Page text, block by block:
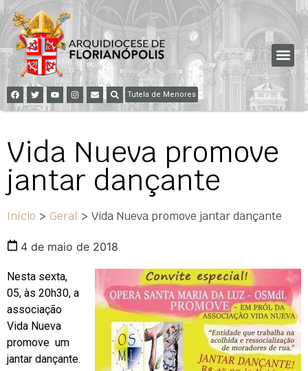
Tutela de Menores
Vida Nueva promove
jantar dançante
Início > Geral > Vida Nueva promove jantar dançante
4 de maio de 2018
Nesta sexta,
05, às 20h30, a
associação
Vida Nueva
promove um
jantar dançante.